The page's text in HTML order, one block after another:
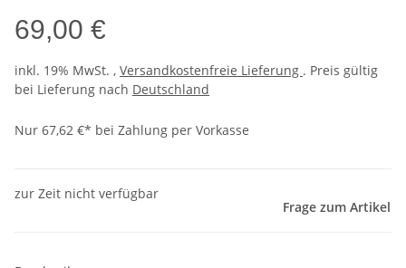
69,00 €
inkl. 19% MwSt. , Versandkostenfreie Lieferung . Preis gültig
bei Lieferung nach Deutschland
Nur 67,62 €* bei Zahlung per Vorkasse
zur Zeit nicht verfügbar
Frage zum Artikel